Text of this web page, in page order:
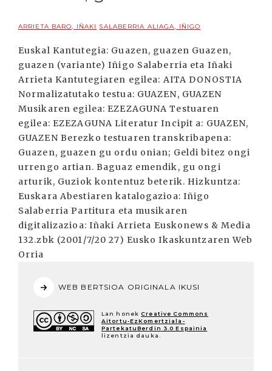
ARRIETA BARO, IÑAKI SALABERRIA ALIAGA, IÑIGO
Euskal Kantutegia: Guazen, guazen Guazen,
guazen (variante) Iñigo Salaberria eta Iñaki
Arrieta Kantutegiaren egilea: AITA DONOSTIA
Normalizatutako testua: GUAZEN, GUAZEN
Musikaren egilea: EZEZAGUNA Testuaren
egilea: EZEZAGUNA Literatur Incipit a: GUAZEN,
GUAZEN Berezko testuaren transkribapena:
Guazen, guazen gu ordu onian; Geldi bitez ongi
urrengo artian. Baguaz emendik, gu ongi
arturik, Guziok kontentuz beterik. Hizkuntza:
Euskara Abestiaren katalogazioa: Iñigo
Salaberria Partitura eta musikaren
digitalizazioa: Iñaki Arrieta Euskonews & Media
132.zbk (2001/7/20 27) Eusko Ikaskuntzaren Web
Orria
WEB BERTSIOA ORIGINALA IKUSI
Lan honek Creative Commons
Aitortu-EzKomertziala-
PartekatuBerdin 3.0 Espainia
lizentzia dauka.